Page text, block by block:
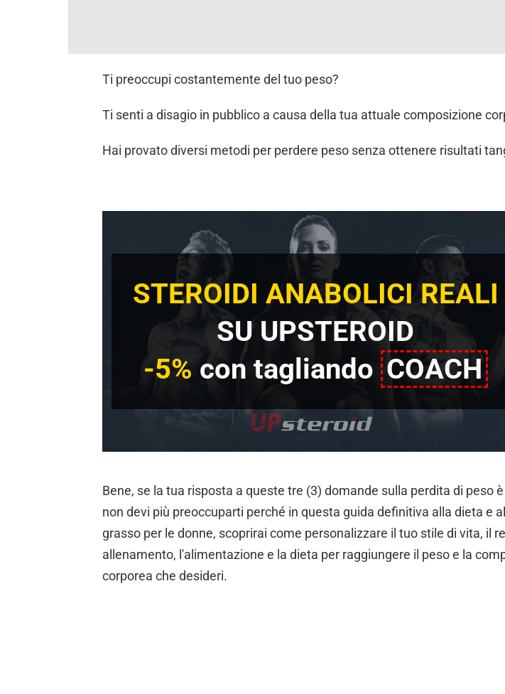
Ti preoccupi costantemente del tuo peso?
Ti senti a disagio in pubblico a causa della tua attuale composizione
Hai provato diversi metodi per perdere peso senza ottenere risultati
STEROIDI ANABOLICI REALI
SU UPSTEROID
-5% con tagliando COACH
Bene, se la tua risposta a queste tre (3) domande sulla perdita di peso è
non devi più preoccuparti perché in questa guida definitiva alla dieta e
grasso per le donne, scoprirai come personalizzare il tuo stile di vita, il
allenamento, l'alimentazione e la dieta per raggiungere il peso e la
corporea che desideri.